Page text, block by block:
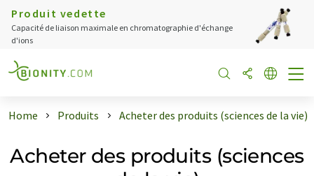
Produit vedette
Capacité de liaison maximale en chromatographie d'échange
d'ions
Home Produits Acheter des produits (sciences de la vie)
Acheter des produits (sciences